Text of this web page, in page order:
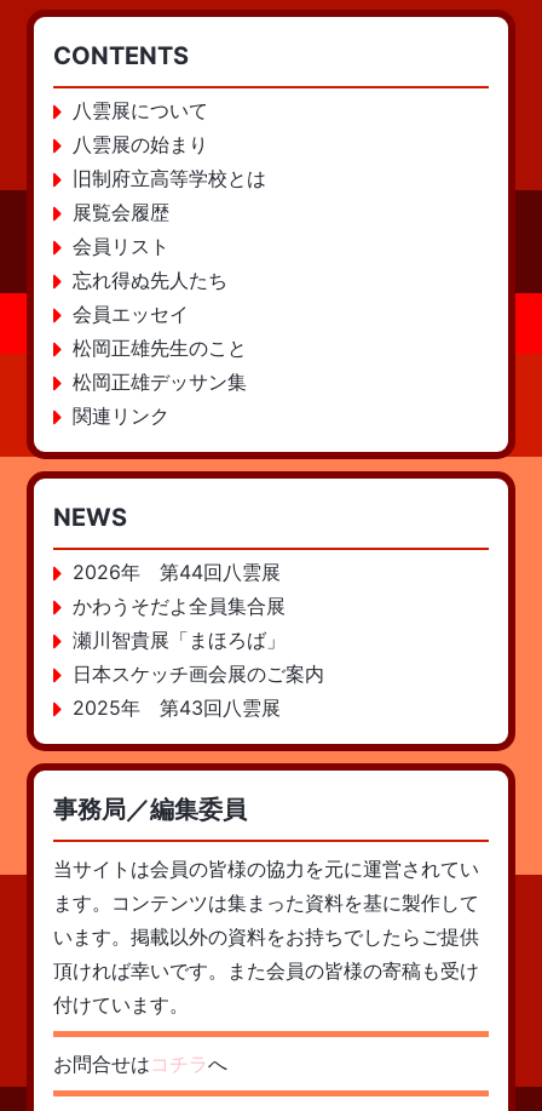
CONTENTS
八雲展について
八雲展の始まり
旧制府立高等学校とは
展覧会履歴
会員リスト
忘れ得ぬ先人たち
会員エッセイ
松岡正雄先生のこと
松岡正雄デッサン集
関連リンク
NEWS
2026年 第44回八雲展
かわうそだよ全員集合展
瀬川智貴展「まほろば」
日本スケッチ画会展のご案内
2025年 第43回八雲展
事務局／編集委員
当サイトは会員の皆様の協力を元に運営されてい
ます。コンテンツは集まった資料を基に製作して
います。掲載以外の資料をお持ちでしたらご提供
頂ければ幸いです。また会員の皆様の寄稿も受け
付けています。
お問合せはコチラへ